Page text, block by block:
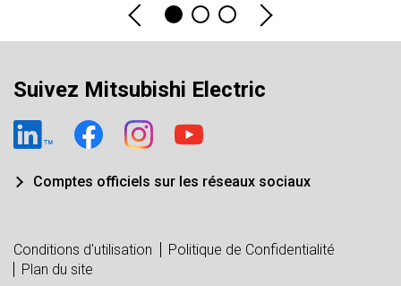
Suivez Mitsubishi Electric
Comptes officiels sur les réseaux sociaux
Conditions d'utilisation
Politique de Confidentialité
Plan du site